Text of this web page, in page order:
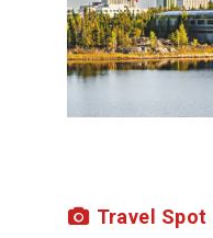
Travel Spot